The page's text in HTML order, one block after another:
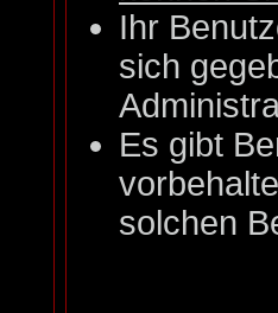
Ihr
sich
Es gibt
solchen